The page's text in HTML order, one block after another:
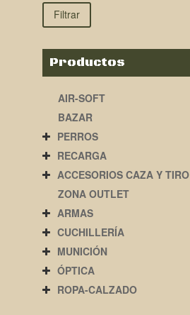
Filtrar
Productos
AIR-SOFT
BAZAR
PERROS
RECARGA
ACCESORIOS CAZA Y TIRO
ZONA OUTLET
ARMAS
CUCHILLERÍA
MUNICIÓN
ÓPTICA
ROPA-CALZADO